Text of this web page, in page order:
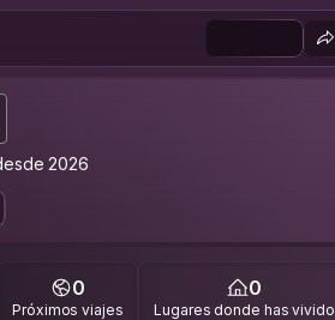
2026
0
Próximos viajes
0
Lugares donde has vivido